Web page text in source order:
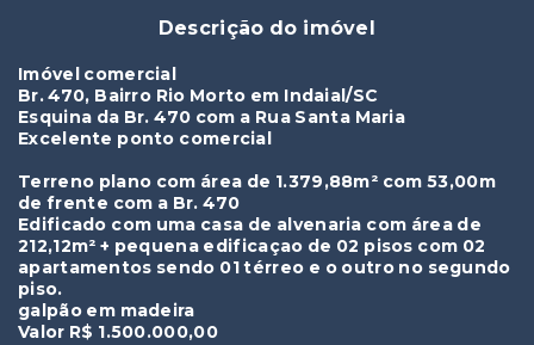
Descrição do imóvel
Imóvel comercial
Br. 470, Bairro Rio Morto em Indaial/SC
Esquina da Br. 470 com a Rua Santa Maria
Excelente ponto comercial
Terreno plano com área de 1.379,88m² com 53,00m
de frente com a Br. 470
Edificado com uma casa de alvenaria com área de
212,12m² + pequena edificaçao de 02 pisos com 02
apartamentos sendo 01 térreo e o outro no segundo
piso.
galpão em madeira
Valor R$ 1.500.000,00